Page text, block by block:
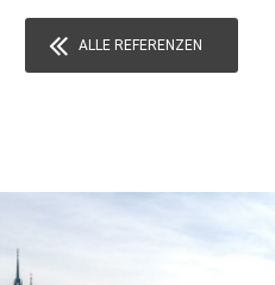
ALLE REFERENZEN